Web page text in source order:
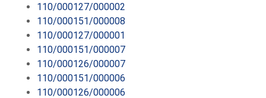
110/000127/000002
110/000151/000008
110/000127/000001
110/000151/000007
110/000126/000007
110/000151/000006
110/000126/000006